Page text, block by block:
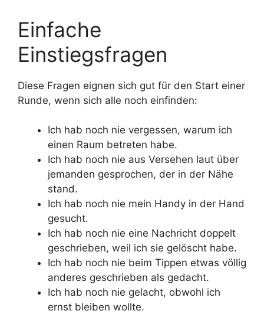
Einfache
Einstiegsfragen
Diese Fragen eignen sich gut für den Start einer
Runde, wenn sich alle noch einfinden:
Ich hab noch nie vergessen, warum ich
einen Raum betreten habe.
Ich hab noch nie aus Versehen laut über
jemanden gesprochen, der in der Nähe
stand.
Ich hab noch nie mein Handy in der Hand
gesucht.
Ich hab noch nie eine Nachricht doppelt
geschrieben, weil ich sie gelöscht habe.
Ich hab noch nie beim Tippen etwas völlig
anderes geschrieben als gedacht.
Ich hab noch nie gelacht, obwohl ich
ernst bleiben wollte.